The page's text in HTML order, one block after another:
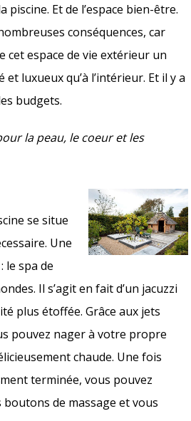
Et de l’espace bien-être.
conséquences, car
cet espace de vie extérieur un
luxueux qu’à l’intérieur. Et il y a
budgets.
la peau, le coeur et les
se situe
Une
le spa de
Il s’agit en fait d’un jacuzzi
plus étoffée. Grâce aux jets
pouvez nager à votre propre
chaude. Une fois
terminée, vous pouvez
de massage et vous